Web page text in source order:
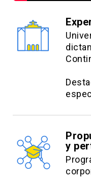
Detectar los
economics y
y gestión de
Identificar los
políticas de
Contenidos:
Introducción a
y